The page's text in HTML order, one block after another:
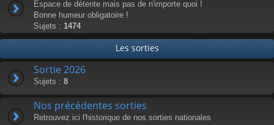
Espace de détente mais pas de n'importe quoi !
Bonne humeur obligatoire !
Sujets : 1474
Les sorties
Sortie 2026
Sujets : 8
Nos précédentes sorties
Retrouvez ici l'historique de nos sorties nationales